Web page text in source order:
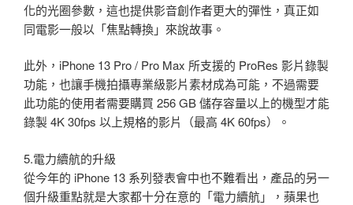
化的光圈參數，這也提供影音創作者更大的彈性，真正如
同電影一般以「焦點轉換」來說故事。
此外，iPhone 13 Pro / Pro Max 所支援的 ProRes 影片錄製
功能，也讓手機拍攝專業級影片素材成為可能，不過需要
此功能的使用者需要購買 256 GB 儲存容量以上的機型才能
錄製 4K 30fps 以上規格的影片（最高 4K 60fps）。
5.電力續航的升級
從今年的 iPhone 13 系列發表會中也不難看出，產品的另一
個升級重點就是大家都十分在意的「電力續航」，蘋果也